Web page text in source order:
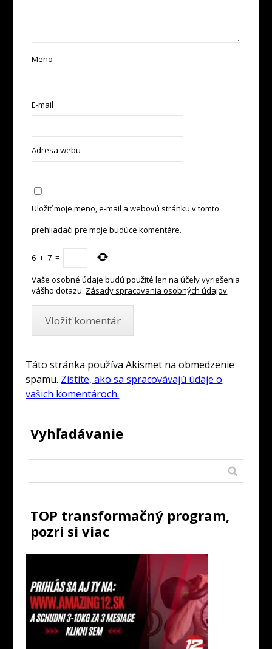
Meno
E-mail
Adresa webu
Uložiť moje meno, e-mail a webovú stránku v tomto
prehliadači pre moje budúce komentáre.
6 + 7 =
Vaše osobné údaje budú použité len na účely vyriešenia
vášho dotazu. Zásady spracovania osobných údajov
Táto stránka používa Akismet na obmedzenie
spamu. Zistite, ako sa spracovávajú údaje o
vašich komentároch.
Vyhľadávanie
TOP transformačný program,
pozri si viac